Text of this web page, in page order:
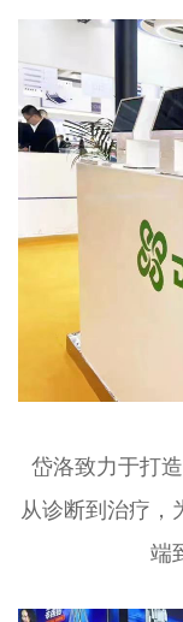
岱洛致力于打
从诊断到治疗，
端